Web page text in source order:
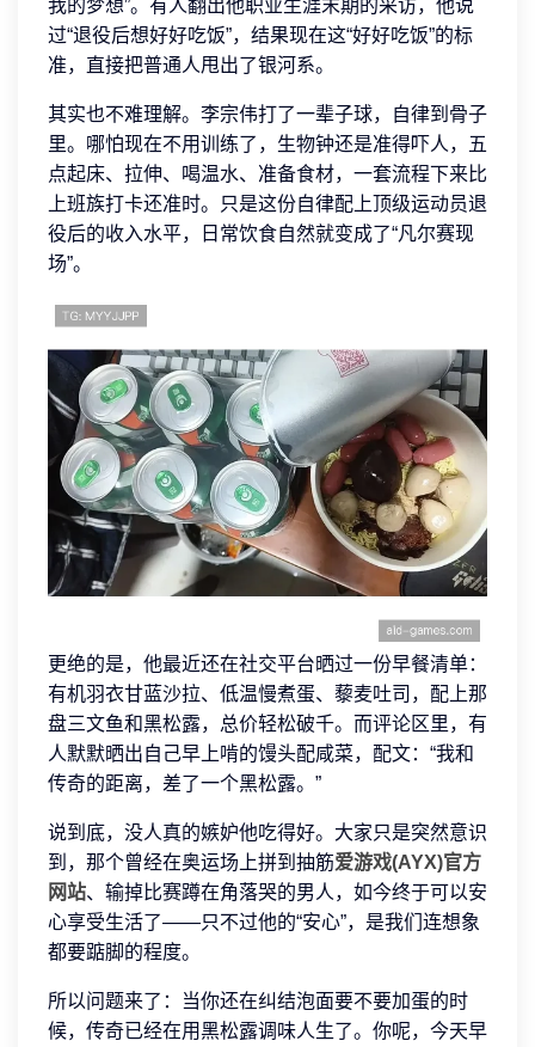
我的梦想”。有人翻出他职业生涯末期的采访，他说
过“退役后想好好吃饭”，结果现在这“好好吃饭”的标
准，直接把普通人甩出了银河系。
其实也不难理解。李宗伟打了一辈子球，自律到骨子
里。哪怕现在不用训练了，生物钟还是准得吓人，五
点起床、拉伸、喝温水、准备食材，一套流程下来比
上班族打卡还准时。只是这份自律配上顶级运动员退
役后的收入水平，日常饮食自然就变成了“凡尔赛现
场”。
更绝的是，他最近还在社交平台晒过一份早餐清单：
有机羽衣甘蓝沙拉、低温慢煮蛋、藜麦吐司，配上那
盘三文鱼和黑松露，总价轻松破千。而评论区里，有
人默默晒出自己早上啃的馒头配咸菜，配文：“我和
传奇的距离，差了一个黑松露。”
说到底，没人真的嫉妒他吃得好。大家只是突然意识
到，那个曾经在奥运场上拼到抽筋爱游戏(AYX)官方
网站、输掉比赛蹲在角落哭的男人，如今终于可以安
心享受生活了——只不过他的“安心”，是我们连想象
都要踮脚的程度。
所以问题来了：当你还在纠结泡面要不要加蛋的时
候，传奇已经在用黑松露调味人生了。你呢，今天早